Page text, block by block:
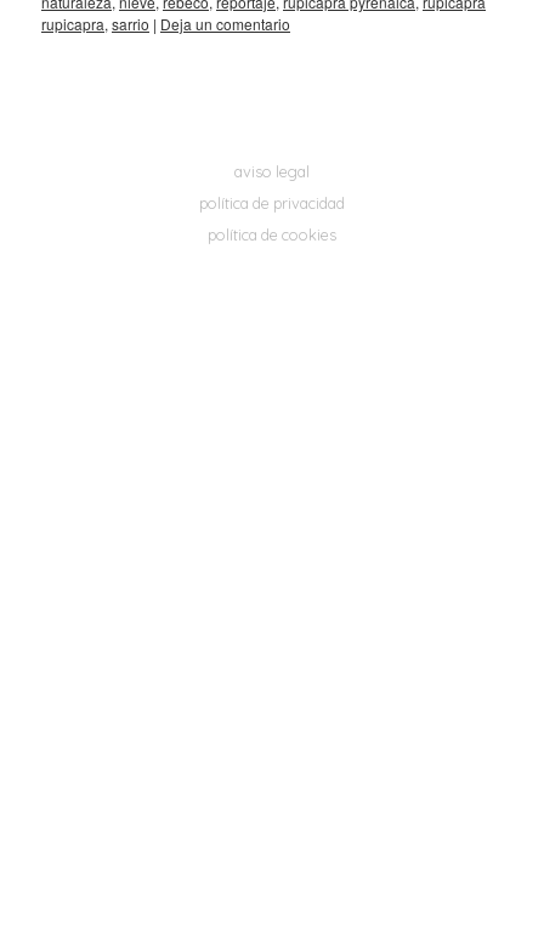
rupicapra, sarrio | Deja un comentario
aviso legal
política de privacidad
política de cookies